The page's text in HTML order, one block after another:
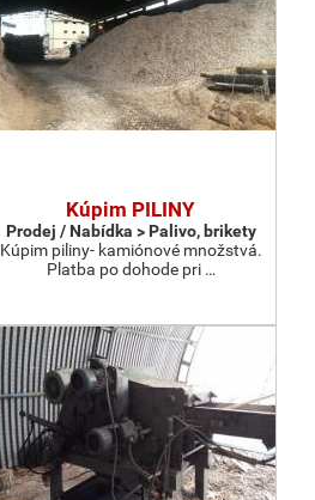
Kúpim PILINY
Prodej / Nabídka > Palivo, brikety
Kúpim piliny- kamiónové množstvá.
Platba po dohode pri …